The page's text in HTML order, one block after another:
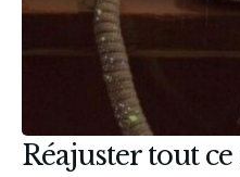
Réajuster tout